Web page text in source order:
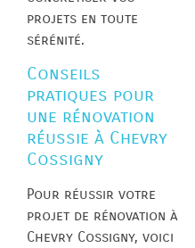
projets en toute
sérénité.
Conseils
pratiques pour
une rénovation
réussie à Chevry
Cossigny
Pour réussir votre
projet de rénovation à
Chevry Cossigny, voici